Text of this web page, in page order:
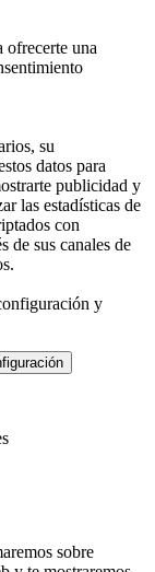
ofrecerte una
su
datos para
publicidad y
las estadísticas de
con
de sus canales de
y
sobre